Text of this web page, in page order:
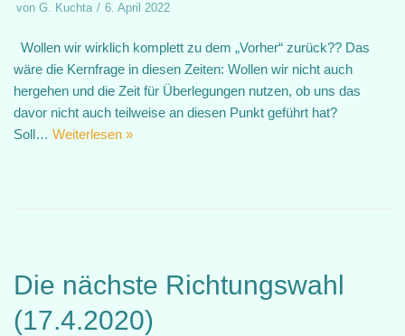
von G. Kuchta 6. April 2022
Wollen wir wirklich komplett zu dem „Vorher“ zurück?? Das
wäre die Kernfrage in diesen Zeiten: Wollen wir nicht auch
hergehen und die Zeit für Überlegungen nutzen, ob uns das
davor nicht auch teilweise an diesen Punkt geführt hat?
Soll… Weiterlesen »
Die nächste Richtungswahl
(17.4.2020)